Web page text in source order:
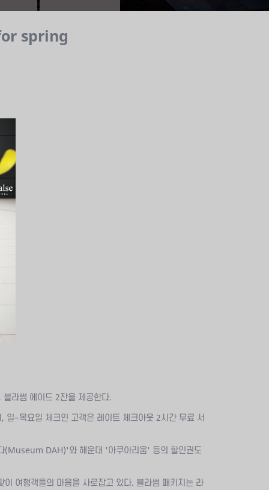
spring
라썸 에이드 2잔을 제공한다.
~목요일 체크인 고객은 레이트 체크아웃 2시간 무료 서
(Museum DAH)'와 해운대 '아쿠아리움' 등의 할인권도
여행객들의 마음을 사로잡고 있다. 블라썸 패키지는 라